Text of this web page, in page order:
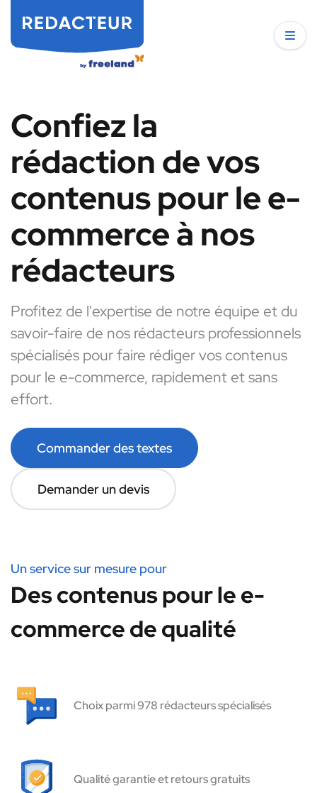
Confiez la
rédaction de vos
contenus pour le e-
commerce à nos
rédacteurs
Profitez de l'expertise de notre équipe et du
savoir-faire de nos rédacteurs professionnels
spécialisés pour faire rédiger vos contenus
pour le e-commerce, rapidement et sans
effort.
Commander des textes
Demander un devis
Un service sur mesure pour
Des contenus pour le e-
commerce de qualité
Choix parmi 978 rédacteurs spécialisés
Qualité garantie et retours gratuits